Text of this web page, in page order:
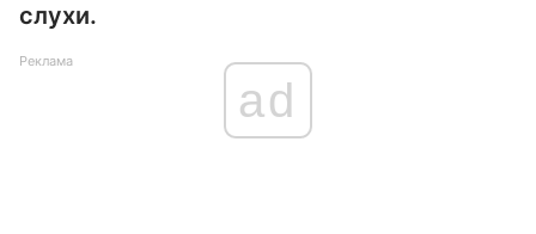
слухи.
Реклама
ad